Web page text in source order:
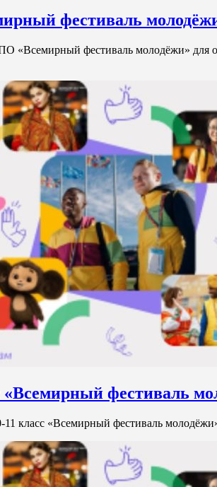
фестиваль
«Всемирный фестиваль молодёжи»
«Всемирный фестиваль
класс «Всемирный фестиваль